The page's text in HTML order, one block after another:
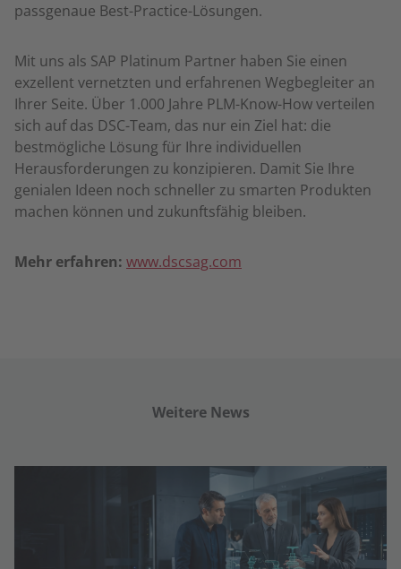
passgenaue Best-Practice-Lösungen.
Mit uns als SAP Platinum Partner haben Sie einen
exzellent vernetzten und erfahrenen Wegbegleiter an
Ihrer Seite. Über 1.000 Jahre PLM-Know-How verteilen
sich auf das DSC-Team, das nur ein Ziel hat: die
bestmögliche Lösung für Ihre individuellen
Herausforderungen zu konzipieren. Damit Sie Ihre
genialen Ideen noch schneller zu smarten Produkten
machen können und zukunftsfähig bleiben.
Mehr erfahren: www.dscsag.com
Weitere News